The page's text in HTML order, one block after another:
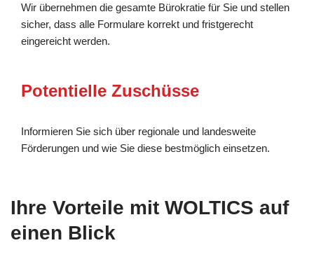
Wir übernehmen die gesamte Bürokratie für Sie und stellen
sicher, dass alle Formulare korrekt und fristgerecht
eingereicht werden.
Potentielle Zuschüsse
Informieren Sie sich über regionale und landesweite
Förderungen und wie Sie diese bestmöglich einsetzen.
Ihre Vorteile mit WOLTICS auf
einen Blick